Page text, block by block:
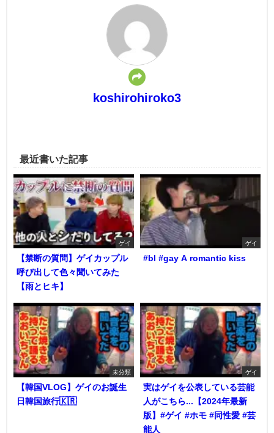
koshirohiroko3
最近書いた記事
ゲイ
【禁断の質問】ゲイカップル
呼び出して色々聞いてみた
【雨とヒキ】
ゲイ
#bl #gay A romantic kiss
未分類
【韓国VLOG】ゲイのお誕生
日韓国旅行🇰🇷
ゲイ
実はゲイを公表している芸能
人がこちら...【2024年最新
版】#ゲイ #ホモ #同性愛 #芸
能人